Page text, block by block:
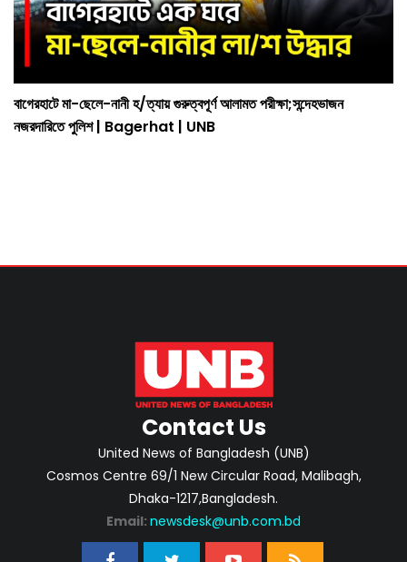
বাগেরহাটে মা-ছেলে-নানী হ/ত্যায় গুরুত্বপূর্ণ আলামত পরীক্ষা;সন্দেহভাজন
নজরদারিতে পুলিশ | Bagerhat | UNB
Contact Us
United News of Bangladesh (UNB)
Cosmos Centre 69/1 New Circular Road, Malibagh,
Dhaka-1217,Bangladesh.
Email: newsdesk@unb.com.bd